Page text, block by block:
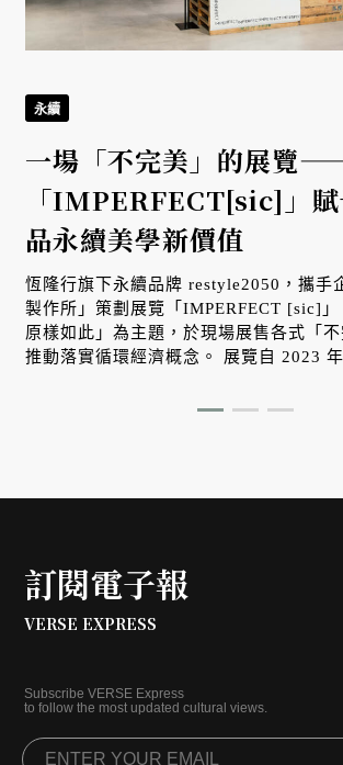
永續
一場「不完美」的展覽
「IMPERFECT[sic]」
品永續美學新價值
恆隆行旗下永續品牌 restyle2050，攜手
製作所」策劃展覽「IMPERFECT [sic]」
原樣如此」為主題，於現場展售各式「不
推動落實循環經濟概念。 展覽自 2023
訂閱電子報
VERSE EXPRESS
Subscribe VERSE Express
to follow the most updated cultural views.